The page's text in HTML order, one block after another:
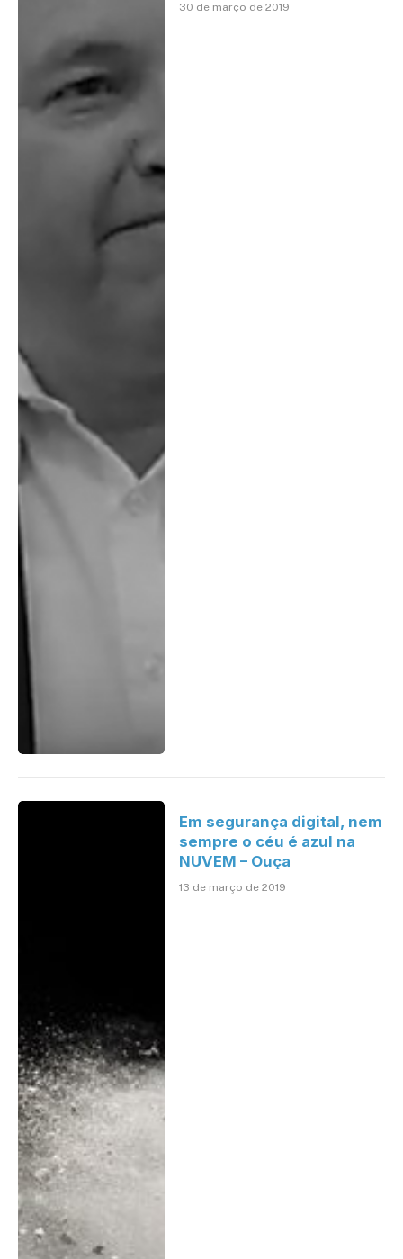
30 de março de 2019
Em segurança digital, nem
sempre o céu é azul na
NUVEM – Ouça
13 de março de 2019